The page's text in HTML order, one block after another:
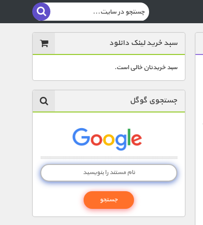
سبد خرید لینک دانلود
سبد خریدتان خالی است.
جستجوی گوگل